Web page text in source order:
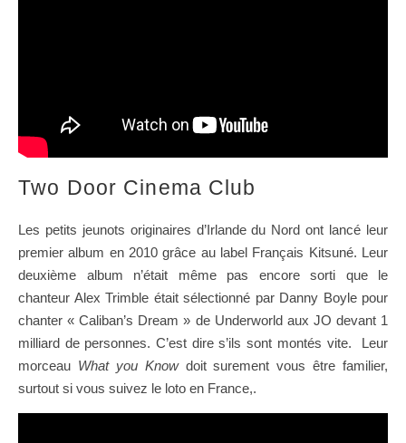
Two Door Cinema Club
Les petits jeunots originaires d’Irlande du Nord ont lancé leur
premier album en 2010 grâce au label Français Kitsuné. Leur
deuxième album n’était même pas encore sorti que le
chanteur Alex Trimble était sélectionné par Danny Boyle pour
chanter « Caliban’s Dream » de Underworld aux JO devant 1
milliard de personnes. C’est dire s’ils sont montés vite. Leur
morceau What you Knowdoit surement vous être familier,
surtout si vous suivez le loto en France,.